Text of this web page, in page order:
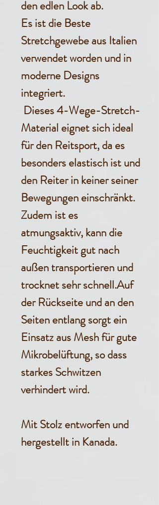
den edlen Look ab.
Es ist die Beste
Stretchgewebe aus Italien
verwendet worden und in
moderne Designs
integriert.
Dieses 4-Wege-Stretch-
Material eignet sich ideal
für den Reitsport, da es
besonders elastisch ist und
den Reiter in keiner seiner
Bewegungen einschränkt.
Zudem ist es
atmungsaktiv, kann die
Feuchtigkeit gut nach
außen transportieren und
trocknet sehr schnell.Auf
der Rückseite und an den
Seiten entlang sorgt ein
Einsatz aus Mesh für gute
Mikrobelüftung, so dass
starkes Schwitzen
verhindert wird.
Mit Stolz entworfen und
hergestellt in Kanada.